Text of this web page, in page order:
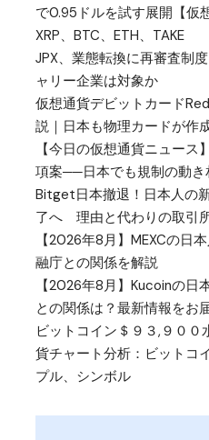
で0.95ドルを試す展開【仮
XRP、BTC、ETH、TAKE
JPX、業態転換に再審査制
ャリー企業は対象か
仮想通貨デビットカード
説｜日本も物理カードが作
【今日の仮想通貨ニュー
項案──日本でも規制の動き
Bitget日本撤退！日本人の
了へ 理由と代わりの取引
【2026年8月】MEXCの日
融庁との関係を解説
【2026年8月】Kucoinの日
との関係は？最新情報をお
ビットコイン＄９３,９０
貨チャート分析：ビットコ
プル、シンボル